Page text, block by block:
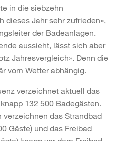
in die siebzehn
dieses Jahr sehr zufrieden»,
der Badeanlagen.
aussieht, lässt sich aber
Jahresvergleich». Denn die
vom Wetter abhängig.
verzeichnet aktuell das
132 500 Badegästen.
verzeichnen das Strandbad
Gäste) und das Freibad